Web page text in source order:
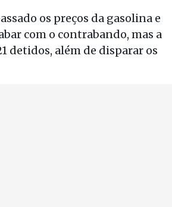
os preços da gasolina e
com o contrabando, mas a
detidos, além de disparar os